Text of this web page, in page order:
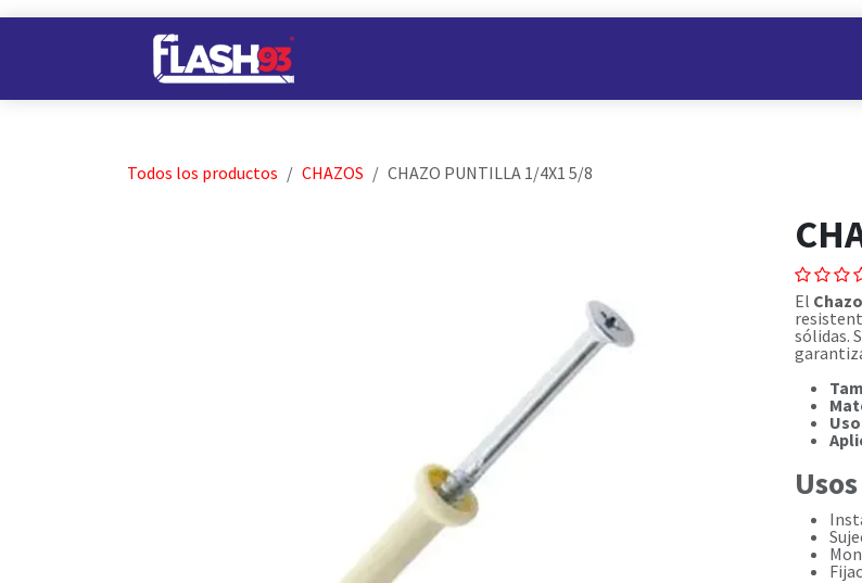
Todos los productos CHAZOS CHAZO PUNTILLA 1/4X1 5/8
El
sólidas.